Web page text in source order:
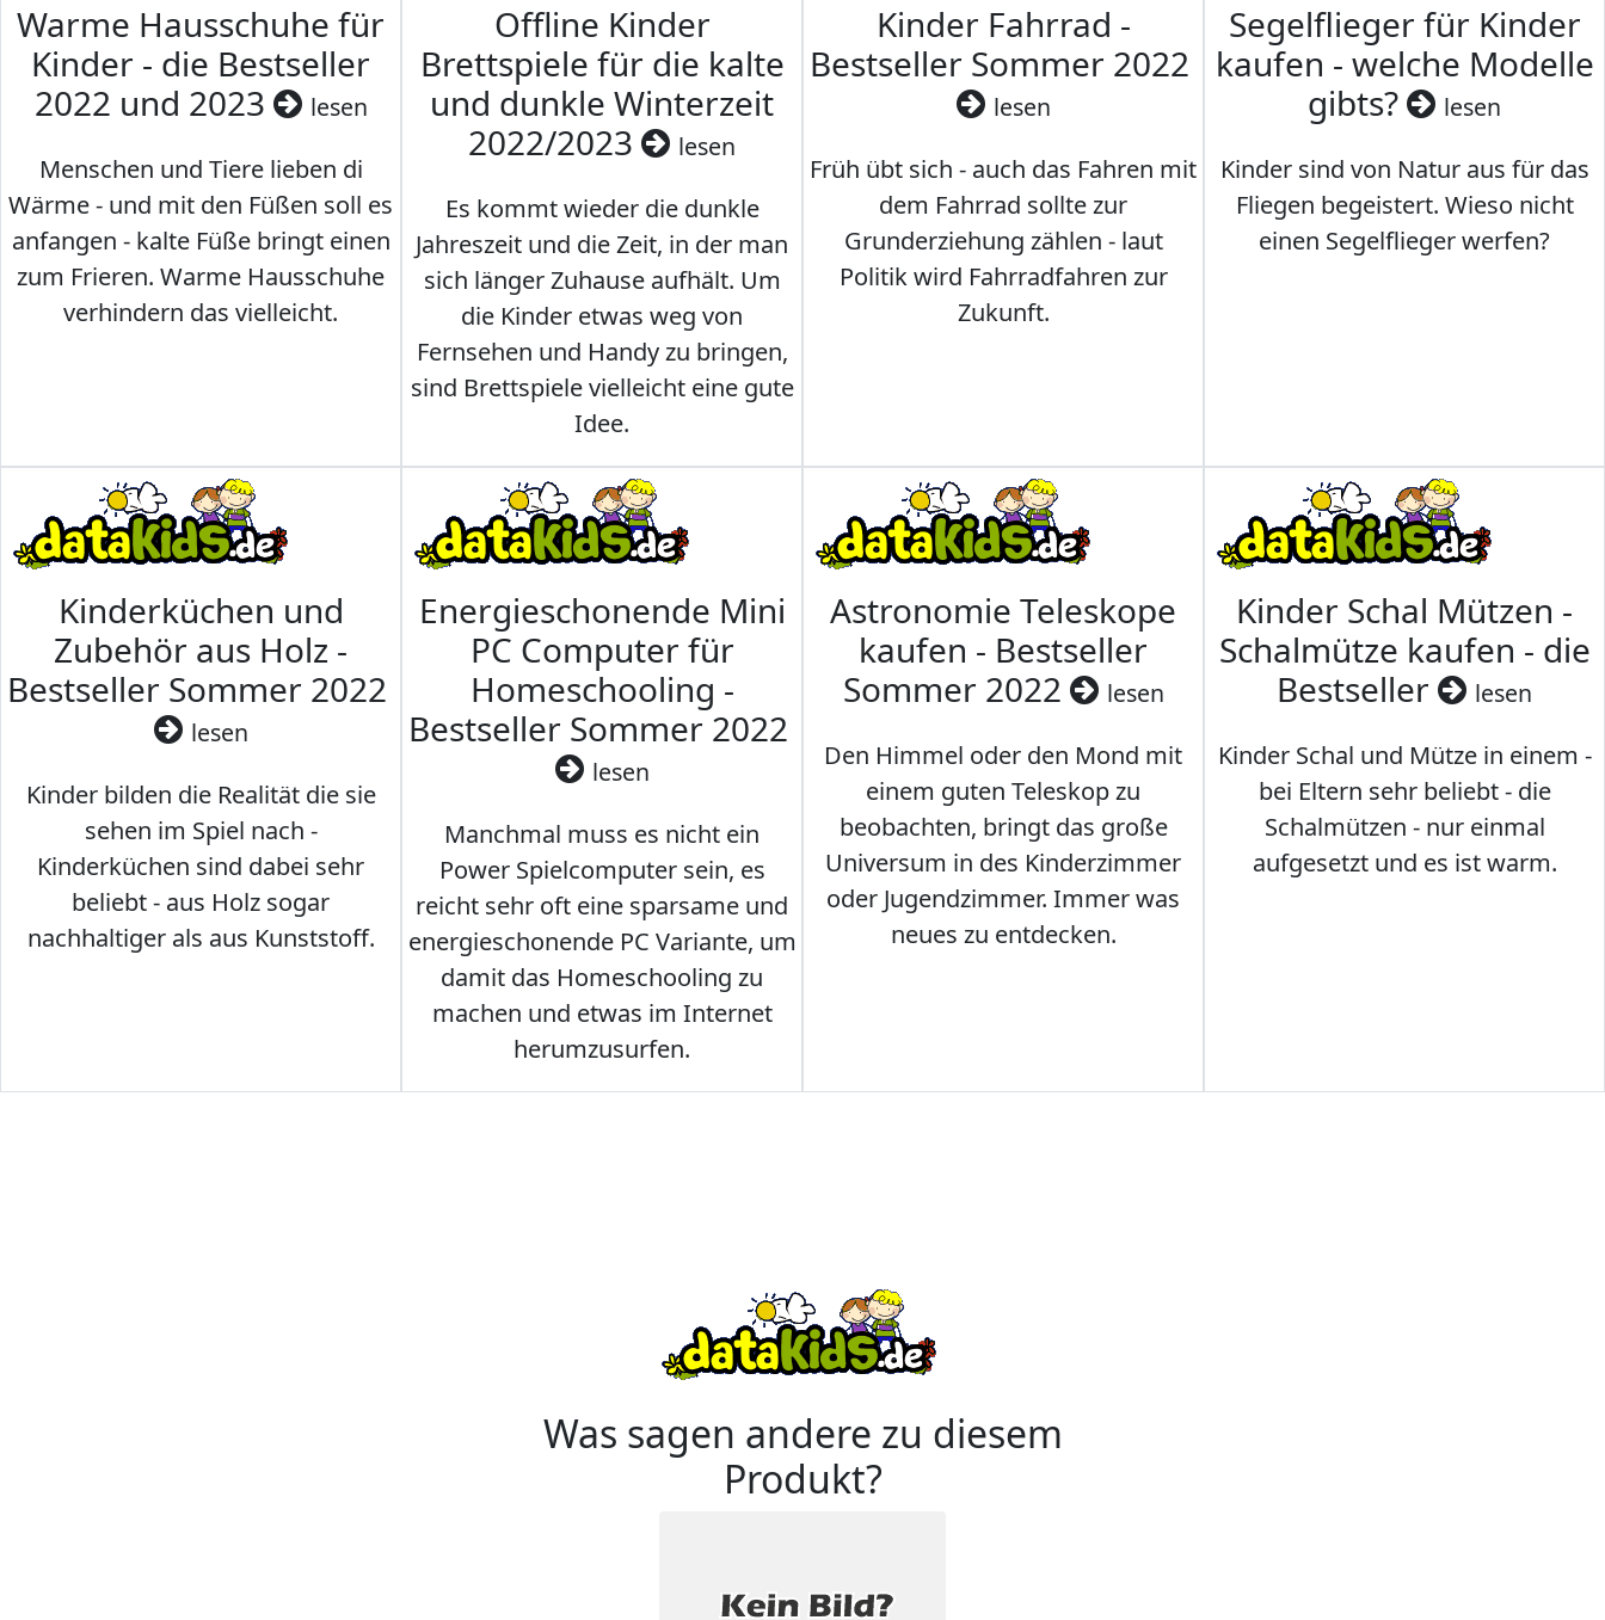
Warme Hausschuhe für
Kinder - die Bestseller
2022 und 2023
lesen
Menschen und Tiere lieben di
Wärme - und mit den Füßen soll es
anfangen - kalte Füße bringt einen
zum Frieren. Warme Hausschuhe
verhindern das vielleicht.
Offline Kinder
Brettspiele für die kalte
und dunkle Winterzeit
2022/2023
lesen
Es kommt wieder die dunkle
Jahreszeit und die Zeit, in der man
sich länger Zuhause aufhält. Um
die Kinder etwas weg von
Fernsehen und Handy zu bringen,
sind Brettspiele vielleicht eine gute
Idee.
Kinder Fahrrad -
Bestseller Sommer 2022
lesen
Früh übt sich - auch das Fahren mit
dem Fahrrad sollte zur
Grunderziehung zählen - laut
Politik wird Fahrradfahren zur
Zukunft.
Segelflieger für Kinder
kaufen - welche Modelle
gibts?
lesen
Kinder sind von Natur aus für das
Fliegen begeistert. Wieso nicht
einen Segelflieger werfen?
Kinderküchen und
Zubehör aus Holz -
Bestseller Sommer 2022
lesen
Kinder bilden die Realität die sie
sehen im Spiel nach -
Kinderküchen sind dabei sehr
beliebt - aus Holz sogar
nachhaltiger als aus Kunststoff.
Energieschonende Mini
PC Computer für
Homeschooling -
Bestseller Sommer 2022
lesen
Manchmal muss es nicht ein
Power Spielcomputer sein, es
reicht sehr oft eine sparsame und
energieschonende PC Variante, um
damit das Homeschooling zu
machen und etwas im Internet
herumzusurfen.
Astronomie Teleskope
kaufen - Bestseller
Sommer 2022
lesen
Den Himmel oder den Mond mit
einem guten Teleskop zu
beobachten, bringt das große
Universum in des Kinderzimmer
oder Jugendzimmer. Immer was
neues zu entdecken.
Kinder Schal Mützen -
Schalmütze kaufen - die
Bestseller
lesen
Kinder Schal und Mütze in einem -
bei Eltern sehr beliebt - die
Schalmützen - nur einmal
aufgesetzt und es ist warm.
Was sagen andere zu diesem
Produkt?